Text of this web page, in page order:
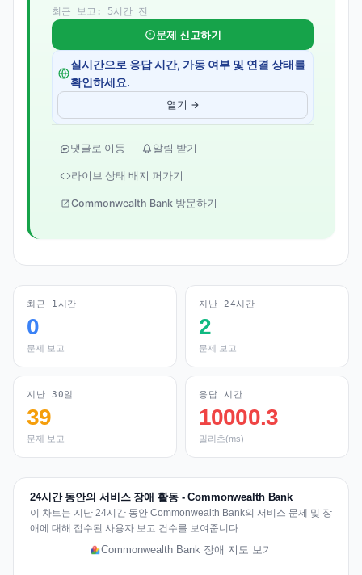
최근 보고: 5시간 전
문제 신고하기
실시간으로 응답 시간, 가동 여부 및 연결 상태를
확인하세요.
열기 →
댓글로 이동 알림 받기
라이브 상태 배지 퍼가기
Commonwealth Bank 방문하기
최근 1시간
0
문제 보고
지난 24시간
2
문제 보고
지난 30일
39
문제 보고
응답 시간
10000.3
밀리초(ms)
24시간 동안의 서비스 장애 활동 - Commonwealth Bank
이 차트는 지난 24시간 동안 Commonwealth Bank의 서비스 문제 및 장
애에 대해 접수된 사용자 보고 건수를 보여줍니다.
Commonwealth Bank 장애 지도 보기